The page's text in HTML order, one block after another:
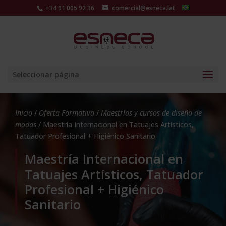
+34 91 005 92 36 comercial@esneca.lat
Seleccionar página
Inicio / Oferta Formativa / Maestrías y cursos de diseño de
modas / Maestría Internacional en Tatuajes Artísticos,
Tatuador Profesional + Higiénico Sanitario
Maestría Internacional en
Tatuajes Artísticos, Tatuador
Profesional + Higiénico
Sanitario